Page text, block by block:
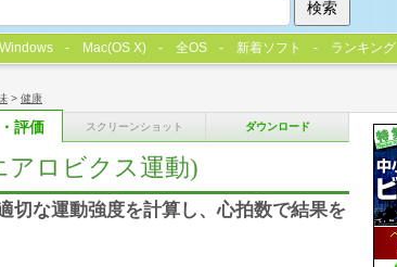
> 健康
評価 スクリーンショット ダウンロード
アロビクス運動)
切な運動強度を計算し、心拍数で結果を
Windows Mac(OS X) 全OS 新着ソフト ランキング